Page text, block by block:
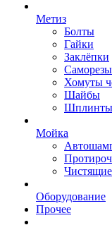
Метиз
Болты
Гайки
Заклёпки
Саморезы
Хомуты
Шайбы
Шплинты
Мойка
Чистящие
Оборудование
Прочее